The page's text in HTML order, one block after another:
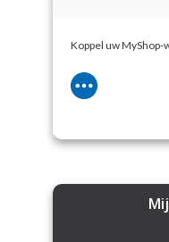
Koppel uw MyShop-